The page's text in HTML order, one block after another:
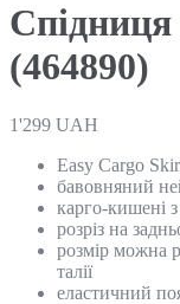
(464890)
1'299 UAH
Easy Cargo
бавовняний
карго-кишені
розріз на
розмір можна
талії
еластичний